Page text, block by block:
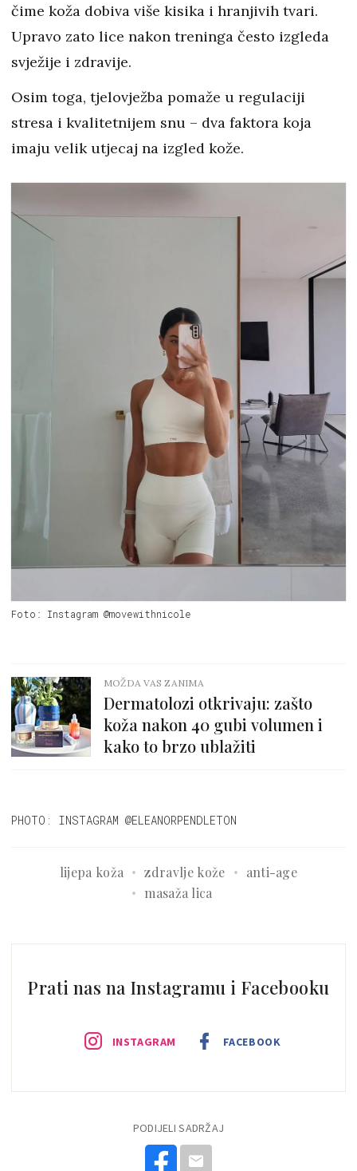
čime koža dobiva više kisika i hranjivih tvari.
Upravo zato lice nakon treninga često izgleda
svježije i zdravije.
Osim toga, tjelovježba pomaže u regulaciji
stresa i kvalitetnijem snu – dva faktora koja
imaju velik utjecaj na izgled kože.
Foto: Instagram @movewithnicole
MOŽDA VAS ZANIMA
Dermatolozi otkrivaju: zašto
koža nakon 40 gubi volumen i
kako to brzo ublažiti
PHOTO: INSTAGRAM @ELEANORPENDLETON
lijepa koža zdravlje kože
anti-age
masaža lica
Prati nas na Instagramu i Facebooku
INSTAGRAM FACEBOOK
PODIJELI SADRŽAJ